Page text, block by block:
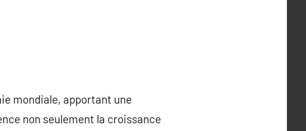
mondiale, apportant une
non seulement la croissance